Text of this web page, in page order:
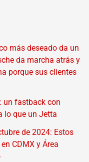
más deseado da un
da marcha atrás y
porque sus clientes
un fastback con
lo que un Jetta
de 2024: Estos
CDMX y Área